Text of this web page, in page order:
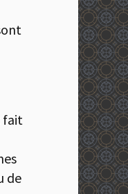
fait
de